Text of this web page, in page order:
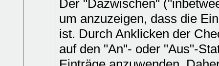
Der "Dazwischen"
um anzuzeigen, dass die
ist. Durch Anklicken der
auf den "An"- oder "Aus"-